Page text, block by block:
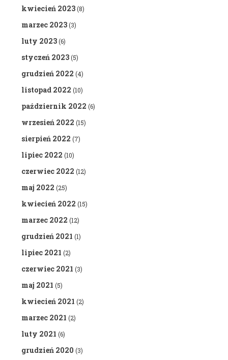
kwiecień 2023(8)
marzec 2023(3)
luty 2023(6)
styczeń 2023(5)
grudzień 2022 (4)
listopad 2022 (10)
październik 2022 (6)
wrzesień 2022 (15)
sierpień 2022 (7)
lipiec 2022 (10)
czerwiec 2022 (12)
maj 2022 (25)
kwiecień 2022 (15)
marzec 2022 (12)
grudzień 2021 (1)
lipiec 2021 (2)
czerwiec 2021 (3)
maj 2021 (5)
kwiecień 2021 (2)
marzec 2021 (2)
luty 2021 (6)
grudzień 2020 (3)